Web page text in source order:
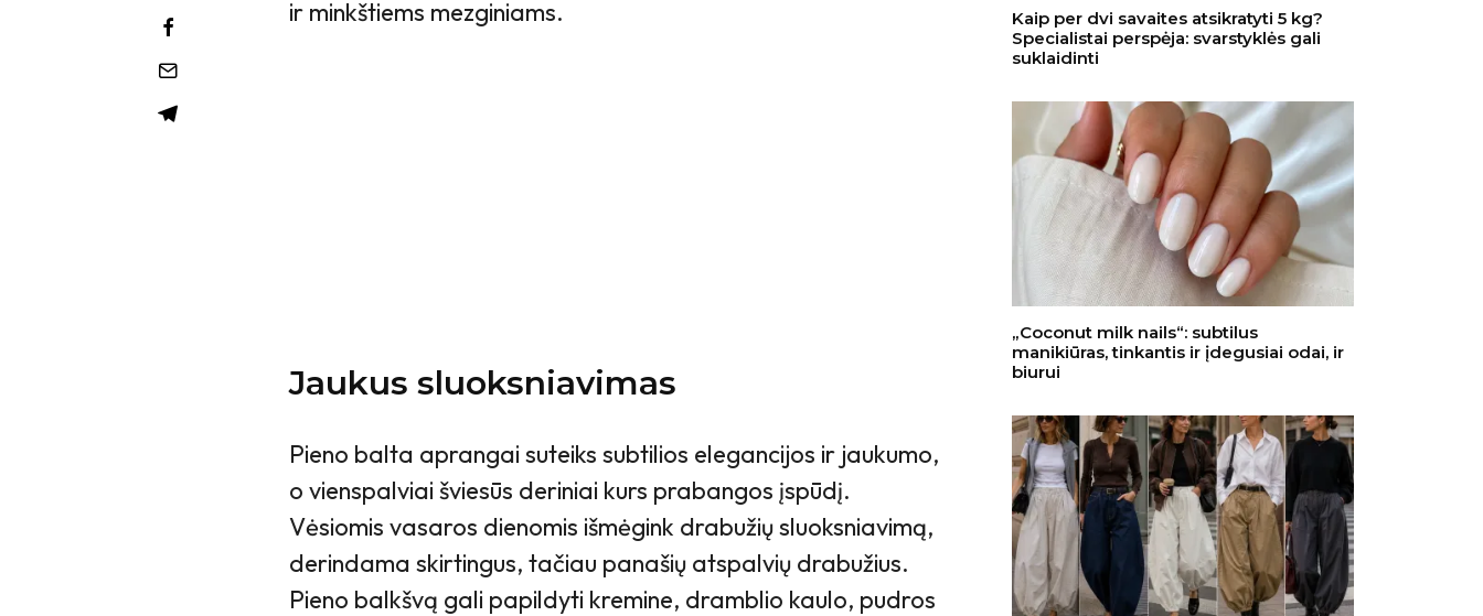
ir minkštiems mezginiams.
Jaukus sluoksniavimas
Pieno balta aprangai suteiks subtilios elegancijos ir jaukumo,
o vienspalviai šviesūs deriniai kurs prabangos įspūdį.
Vėsiomis vasaros dienomis išmėgink drabužių sluoksniavimą,
derindama skirtingus, tačiau panašių atspalvių drabužius.
Pieno balkšvą gali papildyti kremine, dramblio kaulo, pudros
Kaip per dvi savaites atsikratyti 5 kg?
Specialistai perspėja: svarstyklės gali
suklaidinti
„Coconut milk nails“: subtilus
manikiūras, tinkantis ir įdegusiai odai, ir
biurui